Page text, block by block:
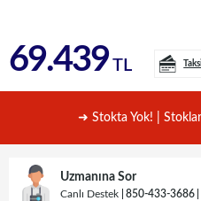
69.439 TL
➜ Stokta Yok! |
Uzmanına Sor
Canlı Destek 850-433-3686